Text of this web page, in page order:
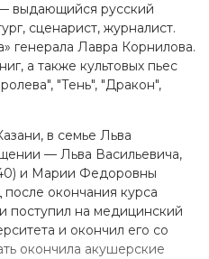
выдающийся русский
сценарист, журналист.
генерала Лавра Корнилова.
а также культовых пьес
"Тень", "Дракон",
в семье Льва
— Льва Васильевича,
и Марии Федоровны
окончания курса
поступил на медицинский
и окончил его со
окончила акушерские